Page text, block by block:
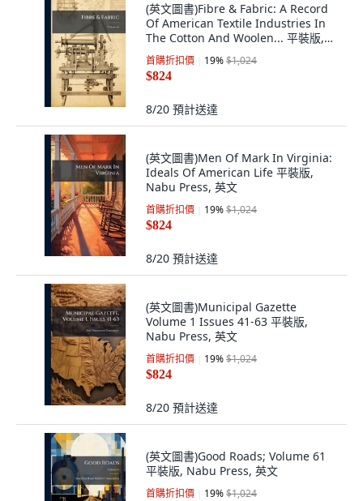
(英文圖書)Fibre & Fabric: A Record
Of American Textile Industries In
The Cotton And Woolen... 平裝版,
Nabu Press, 英文
首購折扣價 19%$1,024
$824
8/20 預計送達
(英文圖書)Men Of Mark In Virginia:
Ideals Of American Life 平裝版,
Nabu Press, 英文
首購折扣價 19%$1,024
$824
8/20 預計送達
(英文圖書)Municipal Gazette
Volume 1 Issues 41-63 平裝版,
Nabu Press, 英文
首購折扣價 19%$1,024
$824
8/20 預計送達
(英文圖書)Good Roads; Volume 61
平裝版, Nabu Press, 英文
首購折扣價 19%$1,024